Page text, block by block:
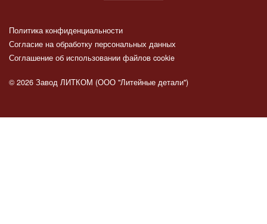
Политика конфиденциальности
Согласие на обработку персональных данных
Соглашение об использовании файлов cookie
© 2026 Завод ЛИТКОМ (ООО "Литейные детали")